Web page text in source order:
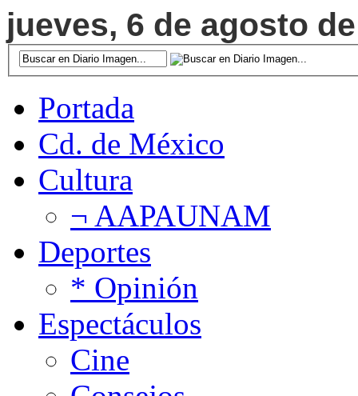
jueves, 6 de agosto
Portada
Cd. de México
Cultura
¬ AAPAUNAM
Deportes
* Opinión
Espectáculos
Cine